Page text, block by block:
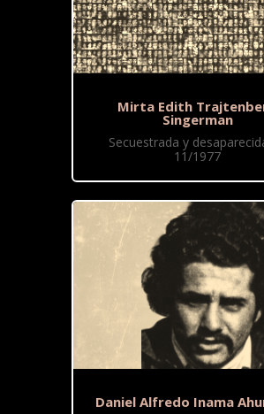
Mirta Edith
Singerman
Secuestrada y
11/1977
Daniel Alfredo Inama